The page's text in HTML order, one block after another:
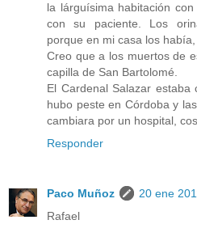
la lárguísima habitación
con su paciente. Los
porque en mi casa los
Creo que a los muertos de
capilla de San Bartolomé.
El Cardenal Salazar
hubo peste en Córdoba y
cambiara por un hospital,
Responder
Paco Muñoz
20 ene
Rafael